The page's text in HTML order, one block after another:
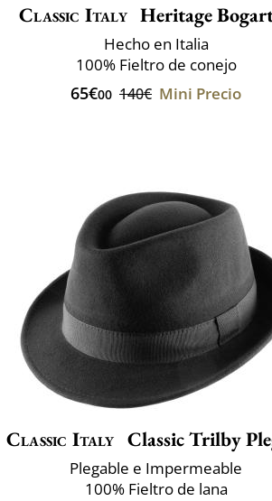
Classic Italy Heritage
Hecho en Italia
100% Fieltro de conejo
65€00 140€ Mini Precio
Classic Italy Classic Trilby
Plegable e Impermeable
100% Fieltro de lana